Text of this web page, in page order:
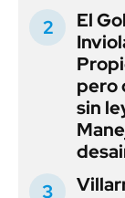
El
pero
sin